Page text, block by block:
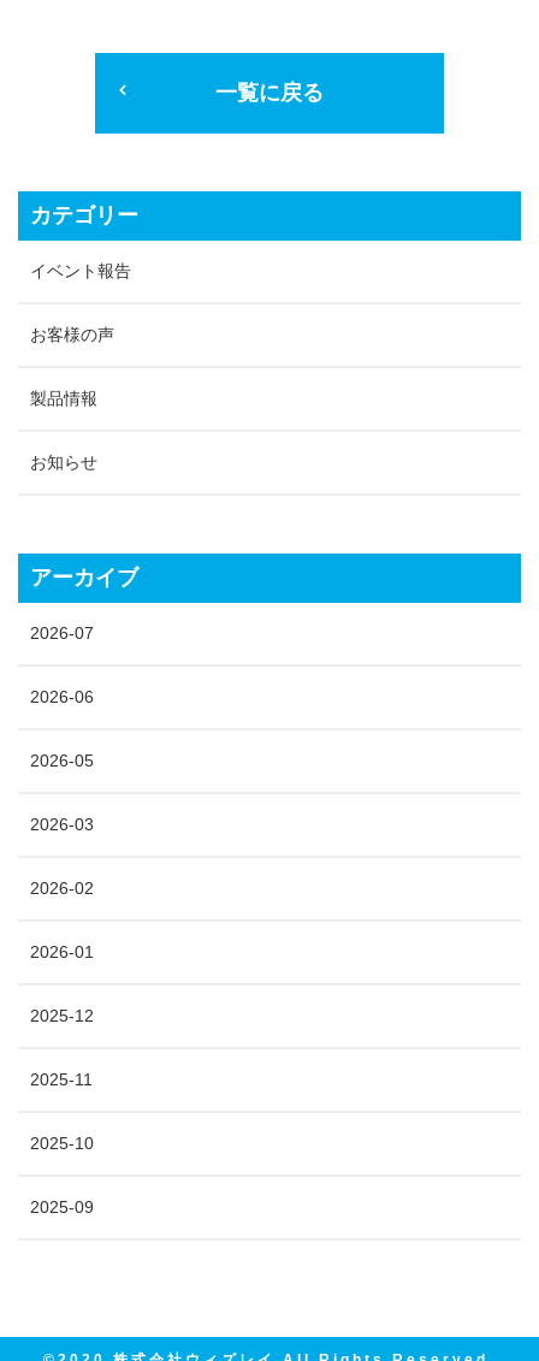
一覧に戻る
カテゴリー
イベント報告
お客様の声
製品情報
お知らせ
アーカイブ
2026-07
2026-06
2026-05
2026-03
2026-02
2026-01
2025-12
2025-11
2025-10
2025-09